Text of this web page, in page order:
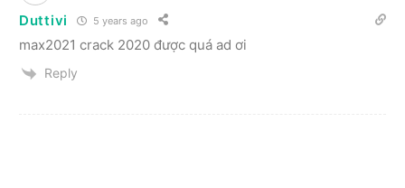
Duttivi 5 years ago
max2021 crack 2020 được quá ad ơi
Reply